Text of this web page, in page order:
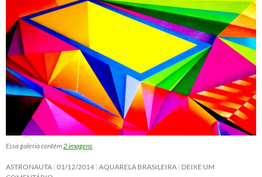
Essa galeria contém2 imagens.
ASTRONAUTA 01/12/2014 AQUARELA BRASILEIRA DEIXE UM